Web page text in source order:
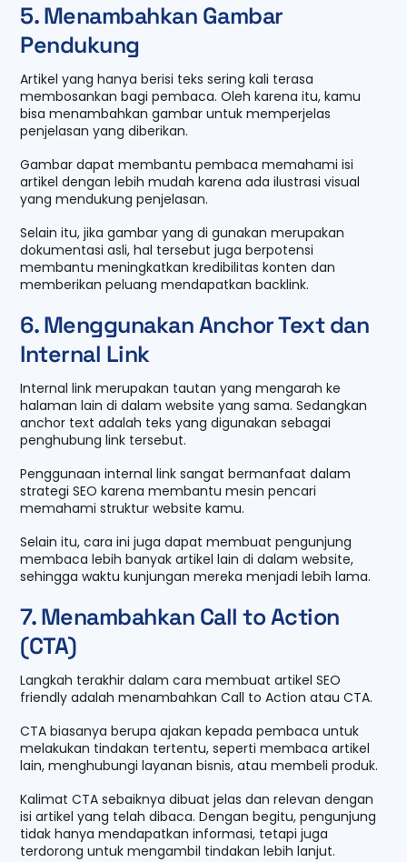
5. Menambahkan Gambar
Pendukung
Artikel yang hanya berisi teks sering kali terasa
membosankan bagi pembaca. Oleh karena itu, kamu
bisa menambahkan gambar untuk memperjelas
penjelasan yang diberikan.
Gambar dapat membantu pembaca memahami isi
artikel dengan lebih mudah karena ada ilustrasi visual
yang mendukung penjelasan.
Selain itu, jika gambar yang di gunakan merupakan
dokumentasi asli, hal tersebut juga berpotensi
membantu meningkatkan kredibilitas konten dan
memberikan peluang mendapatkan backlink.
6. Menggunakan Anchor Text dan
Internal Link
Internal link merupakan tautan yang mengarah ke
halaman lain di dalam website yang sama. Sedangkan
anchor text adalah teks yang digunakan sebagai
penghubung link tersebut.
Penggunaan internal link sangat bermanfaat dalam
strategi SEO karena membantu mesin pencari
memahami struktur website kamu.
Selain itu, cara ini juga dapat membuat pengunjung
membaca lebih banyak artikel lain di dalam website,
sehingga waktu kunjungan mereka menjadi lebih lama.
7. Menambahkan Call to Action
(CTA)
Langkah terakhir dalam cara membuat artikel SEO
friendly adalah menambahkan Call to Action atau CTA.
CTA biasanya berupa ajakan kepada pembaca untuk
melakukan tindakan tertentu, seperti membaca artikel
lain, menghubungi layanan bisnis, atau membeli produk.
Kalimat CTA sebaiknya dibuat jelas dan relevan dengan
isi artikel yang telah dibaca. Dengan begitu, pengunjung
tidak hanya mendapatkan informasi, tetapi juga
terdorong untuk mengambil tindakan lebih lanjut.